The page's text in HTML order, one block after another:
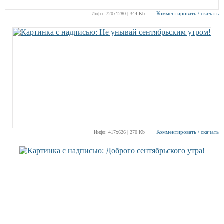
Инфо: 720х1280 | 344 Kb Комментировать / скачать
Инфо: 417х626 | 270 Kb Комментировать / скачать